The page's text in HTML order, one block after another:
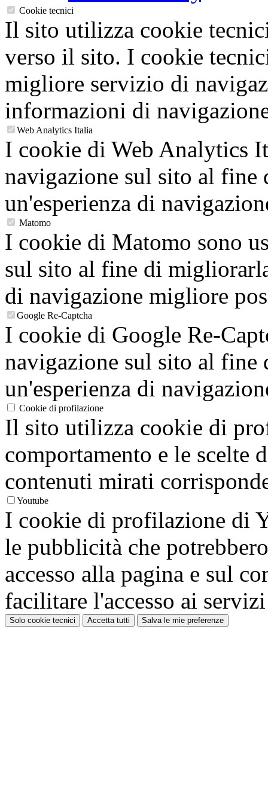
Cookie tecnici
Il sito utilizza cookie
verso il sito. I cookie
migliore servizio di
informazioni di
Web Analytics Italia
I cookie di Web Analytics
navigazione sul sito al
un'esperienza di
Matomo
I cookie di Matomo sono
sul sito al fine di
di navigazione migliore
Google Re-Captcha
I cookie di Google Re-
navigazione sul sito al
un'esperienza di
Cookie di profilazione
Il sito utilizza cookie di
comportamento e le scelte
contenuti mirati
Youtube
I cookie di profilazione di
le pubblicità che
accesso alla pagina e sul
facilitare l'accesso ai
Solo cookie tecnici Accetta tutti Salva le mie preferenze